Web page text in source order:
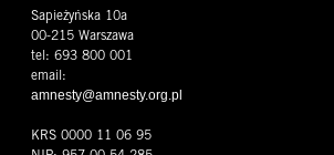
Sapieżyńska 10a
00-215 Warszawa
tel: 693 800 001
email:
amnesty@amnesty.org.pl
KRS 0000 11 06 95